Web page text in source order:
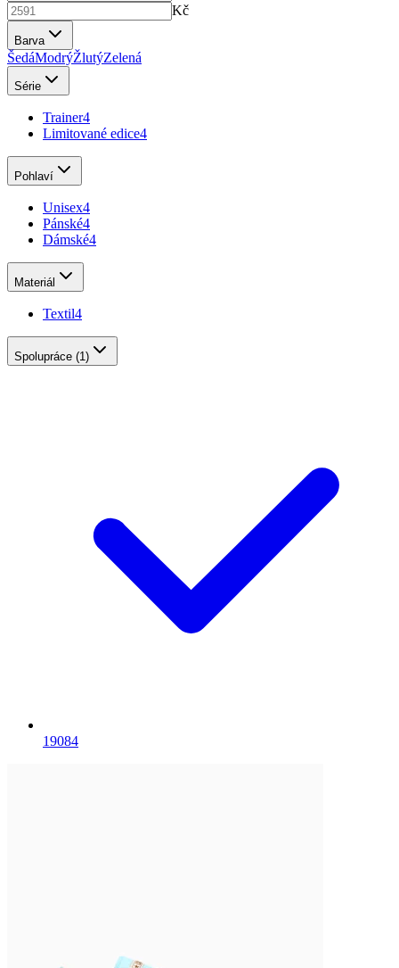
Kč
Barva
ŠedáModrýŽlutýZelená
Série
Trainer4
Limitované edice4
Pohlaví
Unisex4
Pánské4
Dámské4
Materiál
Textil4
Spolupráce (1)
19084